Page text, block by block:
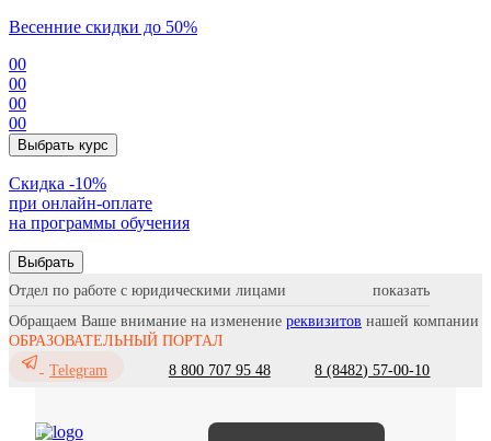
Весенние скидки до 50%
00
00
00
00
Выбрать курс
Cкидка -10%
при онлайн-оплате
на программы обучения
Выбрать
Отдел по работе с юридическими лицами
Обращаем Ваше внимание на изменение реквизитов нашей компании
ОБРАЗОВАТЕЛЬНЫЙ ПОРТАЛ
Telegram
8 800 707 95 48 8 (8482) 57-00-10